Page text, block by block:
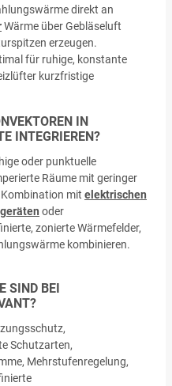
direkt an
Wärme über Gebläseluft
erzeugen.
für ruhige, konstante
kurzfristige
IN
INTEGRIEREN?
oder punktuelle
Räume mit geringer
mit elektrischen
oder
zonierte Wärmefelder,
kombinieren.
SIND BEI
Schutzarten,
Mehrstufenregelung,